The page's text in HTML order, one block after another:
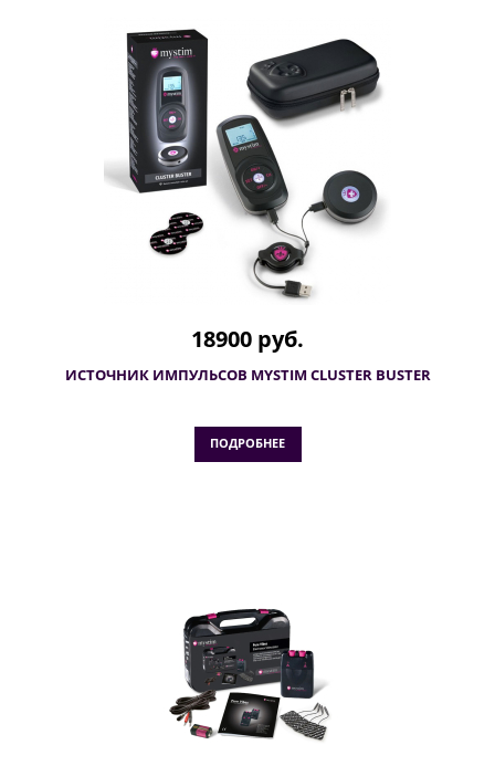
18900 руб.
ИСТОЧНИК ИМПУЛЬСОВ MYSTIM CLUSTER BUSTER
ПОДРОБНЕЕ